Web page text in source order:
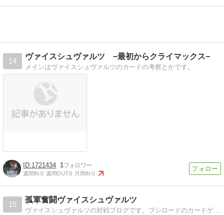
14
ヴァイスシュヴァルツ −最初からクライマックス−
メインはヴァイスシュヴァルツのカードの考察とかです。
1721434 1
週間IN:0 週間OUT:9 月間IN:0
15
孤軍奮闘ヴァイスシュヴァルツ
ヴァイスシュヴァルツの対戦ブログです。ブシロードのカードゲーム。使用デッキ：魔法少女リリカルなのは・涼宮ハルヒの憂鬱